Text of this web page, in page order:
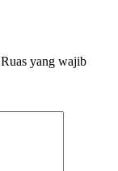
Ruas yang wajib